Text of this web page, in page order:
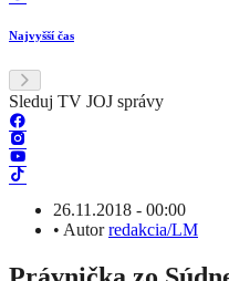
Najvyšší čas
Sleduj TV JOJ správy
26.11.2018 - 00:00
• Autorredakcia/LM